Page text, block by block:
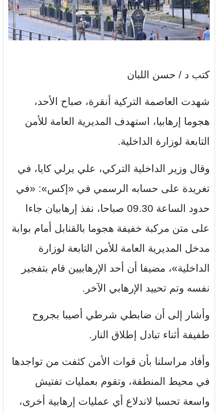
كتب د / حسن اللبان
شهدت العاصمة التركية أنقرة، صباح الأحد،
هجوما إرهابيا، استهدف المديرية العامة للأمن
التابعة لوزارة الداخلية.
وقال وزير الداخلية التركي، علي يرلي كايا، في
تغريدة على حسابه الرسمي في «إكس»: «في
حدود الساعة 09.30 صباحا، نفذ إرهابيان جاءا
على متن مركبة خفيفة هجوما بالقنابل أمام بوابة
مدخل المديرية العامة للأمن التابعة لوزارة
الداخلية»، مضيفا أن أحد الإرهابيين قام بتفجير
نفسه وتم تحييد الإرهابي الآخر.
وأشار إلى أن ضابطي شرطي أصيبا بجروح
طفيفة أثناء تبادل إطلاق النار.
وأفاد مراسلنا بأن قوات الأمن كثفت من تواجدها
في محيط المنطقة، وتقوم بعمليات تفتيش
واسعة تحسبا لاندلاع أي عمليات إرهابية أخرى،